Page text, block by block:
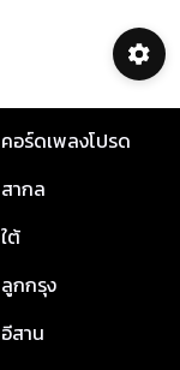
คอร์ดเพลงโปรด
สากล
ใต้
ลูกกรุง
อีสาน